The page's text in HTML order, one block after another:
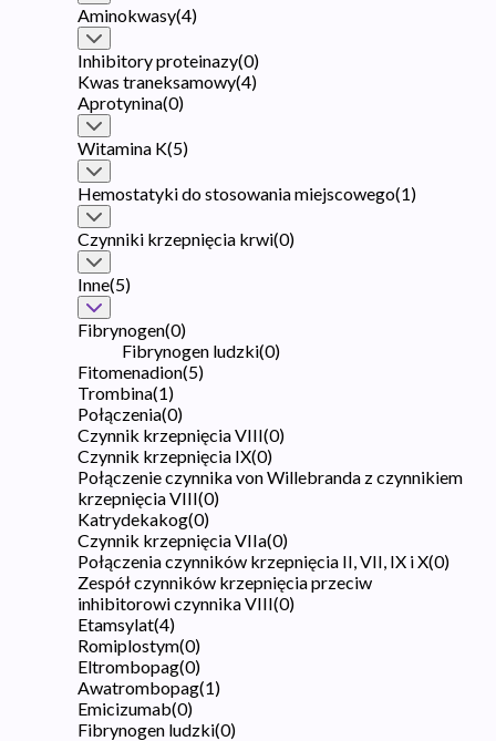
Aminokwasy(4)
Inhibitory proteinazy(0)
Kwas traneksamowy(4)
Aprotynina(0)
Witamina K(5)
Hemostatyki do stosowania miejscowego(1)
Czynniki krzepnięcia krwi(0)
Inne(5)
Fibrynogen(0)
Fibrynogen ludzki(0)
Fitomenadion(5)
Trombina(1)
Połączenia(0)
Czynnik krzepnięcia VIII(0)
Czynnik krzepnięcia IX(0)
Połączenie czynnika von Willebranda z czynnikiem
krzepnięcia VIII(0)
Katrydekakog(0)
Czynnik krzepnięcia VIIa(0)
Połączenia czynników krzepnięcia II, VII, IX i X(0)
Zespół czynników krzepnięcia przeciw
inhibitorowi czynnika VIII(0)
Etamsylat(4)
Romiplostym(0)
Eltrombopag(0)
Awatrombopag(1)
Emicizumab(0)
Fibrynogen ludzki(0)